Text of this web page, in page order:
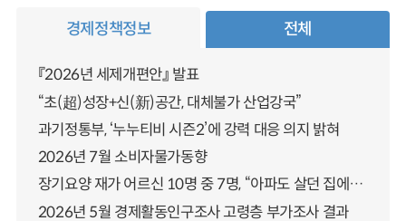
경제정책정보 전체
『2026년 세제개편안』 발표
“초(超)성장+신(新)공간, 대체불가 산업강국”
과기정통부, ‘누누티비 시즌2’에 강력 대응 의지 밝혀
2026년 7월 소비자물가동향
장기요양 재가 어르신 10명 중 7명, “아파도 살던 집에서 살겠다” 「2025년 장기요양실태조사」 결과 발표
2026년 5월 경제활동인구조사 고령층 부가조사 결과